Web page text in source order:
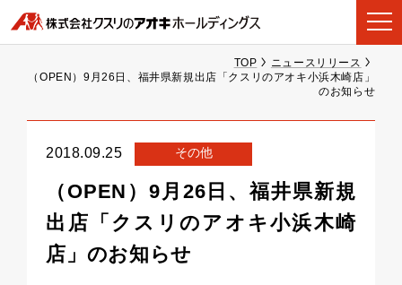
TOP
ニュースリリース
（OPEN）9月26日、福井県新規出店「クスリのアオキ小浜木崎店」
のお知らせ
2018.09.25 その他
（OPEN）9月26日、福井県新規
出店「クスリのアオキ小浜木崎
店」のお知らせ